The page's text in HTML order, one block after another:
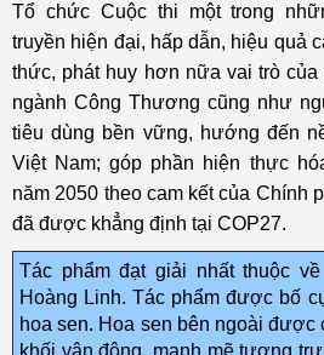
Tổ chức Cuộc thi một trong
truyền hiện đại, hấp dẫn, hiệu quả
thức, phát huy hơn nữa vai trò của
ngành Công Thương cũng như
tiêu dùng bền vững, hướng đến
Việt Nam; góp phần hiện thực
năm 2050 theo cam kết của Chính
đã được khẳng định tại COP27.
Tác phẩm đạt giải nhất thuộc
Hoàng Linh. Tác phẩm được bố
hoa sen. Hoa sen bên ngoài
khối vận động, mạnh mẽ tượng